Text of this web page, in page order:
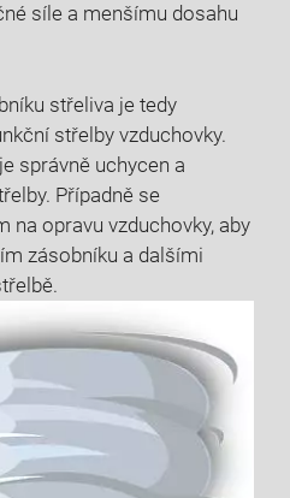
síle a menšímu dosahu
střeliva je tedy
střelby vzduchovky.
správně uchycen a
Případně se
na opravu vzduchovky, aby
zásobníku a dalšími